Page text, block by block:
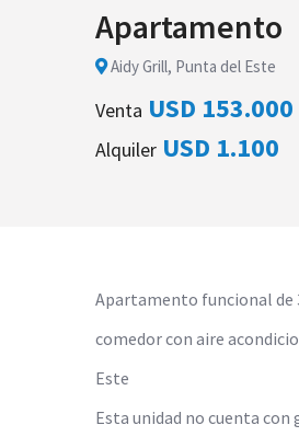
Apartamento
Aidy Grill, Punta del Este
Venta USD 153.000
Alquiler USD 1.100
Apartamento funcional de
comedor con aire
Este
Esta unidad no cuenta con